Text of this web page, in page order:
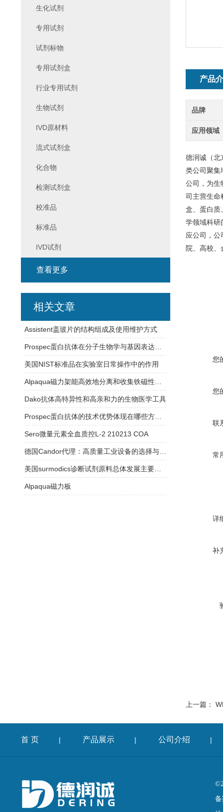
产品
品牌
应用领域
德润诚（
类公司聚集
公司，为生
司主营生命
盒、蛋白质
学领域科研
应公司，公
院、高校
您
您
联
常
详
补
上一篇：
生化试剂
专用试剂
试剂标物
专用试剂盒
行业专用试剂
生物试剂
IVD原材料
流式试剂盒
化合物
检测试剂盒
校准品
标准品
IVD试剂
查看更多
相关文章
Assistent盖玻片的结构组成及使用维护方式
美国NIST标准品在实验室日常操作中的作用
Dako抗体高特异性和高亲和力的生物医学工具
Sero微量元素全血质控L-2 210213 COA
Alpaqua磁力板
首 页 | 产品展示 | 公司介绍 |
备